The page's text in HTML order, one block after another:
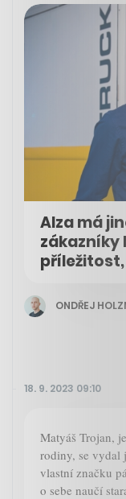
Alza má
zákazníky
ONDŘEJ
18. 9. 2023 09:10
Matyáš Trojan,
rodiny, se vydal
vlastní značku
o sebe naučí